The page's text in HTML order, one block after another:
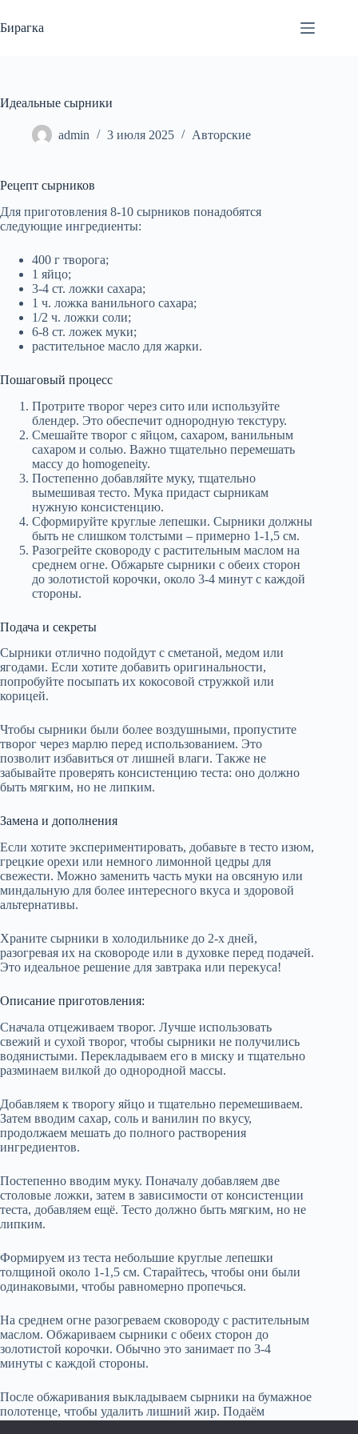
к
сути
Бирагка
Идеальные сырники
admin 3 июля 2025 Авторские
Рецепт сырников
Для приготовления 8-10 сырников понадобятся
следующие ингредиенты:
400 г творога;
1 яйцо;
3-4 ст. ложки сахара;
1 ч. ложка ванильного сахара;
1/2 ч. ложки соли;
6-8 ст. ложек муки;
растительное масло для жарки.
Пошаговый процесс
Протрите творог через сито или используйте
блендер. Это обеспечит однородную текстуру.
Смешайте творог с яйцом, сахаром, ванильным
сахаром и солью. Важно тщательно перемешать
массу до homogeneity.
Постепенно добавляйте муку, тщательно
вымешивая тесто. Мука придаст сырникам
нужную консистенцию.
Сформируйте круглые лепешки. Сырники должны
быть не слишком толстыми – примерно 1-1,5 см.
Разогрейте сковороду с растительным маслом на
среднем огне. Обжарьте сырники с обеих сторон
до золотистой корочки, около 3-4 минут с каждой
стороны.
Подача и секреты
Сырники отлично подойдут с сметаной, медом или
ягодами. Если хотите добавить оригинальности,
попробуйте посыпать их кокосовой стружкой или
корицей.
Чтобы сырники были более воздушными, пропустите
творог через марлю перед использованием. Это
позволит избавиться от лишней влаги. Также не
забывайте проверять консистенцию теста: оно должно
быть мягким, но не липким.
Замена и дополнения
Если хотите экспериментировать, добавьте в тесто изюм,
грецкие орехи или немного лимонной цедры для
свежести. Можно заменить часть муки на овсяную или
миндальную для более интересного вкуса и здоровой
альтернативы.
Храните сырники в холодильнике до 2-х дней,
разогревая их на сковороде или в духовке перед подачей.
Это идеальное решение для завтрака или перекуса!
Описание приготовления:
Сначала отцеживаем творог. Лучше использовать
свежий и сухой творог, чтобы сырники не получились
водянистыми. Перекладываем его в миску и тщательно
разминаем вилкой до однородной массы.
Добавляем к творогу яйцо и тщательно перемешиваем.
Затем вводим сахар, соль и ванилин по вкусу,
продолжаем мешать до полного растворения
ингредиентов.
Постепенно вводим муку. Поначалу добавляем две
столовые ложки, затем в зависимости от консистенции
теста, добавляем ещё. Тесто должно быть мягким, но не
липким.
Формируем из теста небольшие круглые лепешки
толщиной около 1-1,5 см. Старайтесь, чтобы они были
одинаковыми, чтобы равномерно пропечься.
На среднем огне разогреваем сковороду с растительным
маслом. Обжариваем сырники с обеих сторон до
золотистой корочки. Обычно это занимает по 3-4
минуты с каждой стороны.
После обжаривания выкладываем сырники на бумажное
полотенце, чтобы удалить лишний жир. Подаём